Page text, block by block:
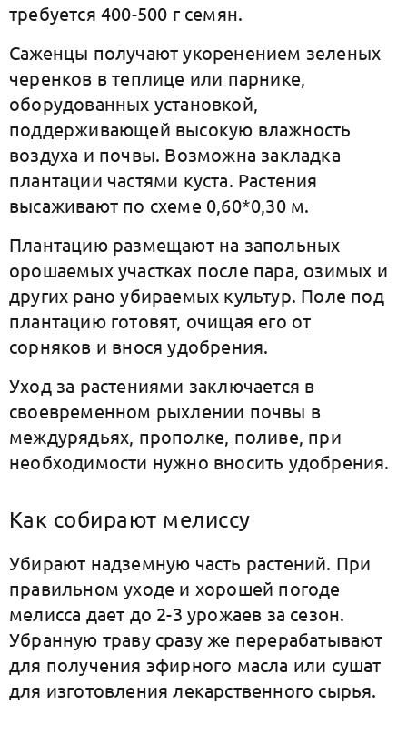
требуется 400-500 г семян.
Саженцы получают укоренением зеленых
черенков в теплице или парнике,
оборудованных установкой,
поддерживающей высокую влажность
воздуха и почвы. Возможна закладка
плантации частями куста. Растения
высаживают по схеме 0,60*0,30 м.
Плантацию размещают на запольных
орошаемых участках после пара, озимых и
других рано убираемых культур. Поле под
плантацию готовят, очищая его от
сорняков и внося удобрения.
Уход за растениями заключается в
своевременном рыхлении почвы в
междурядьях, прополке, поливе, при
необходимости нужно вносить удобрения.
Как собирают мелиссу
Убирают надземную часть растений. При
правильном уходе и хорошей погоде
мелисса дает до 2-3 урожаев за сезон.
Убранную траву сразу же перерабатывают
для получения эфирного масла или сушат
для изготовления лекарственного сырья.